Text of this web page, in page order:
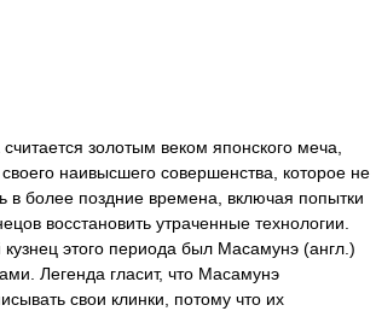
золотым веком японского меча,
своего наивысшего совершенства, которое не
в более поздние времена, включая попытки
восстановить утраченные технологии.
этого периода был Масамунэ (англ.)
Легенда гласит, что Масамунэ
свои клинки, потому что их